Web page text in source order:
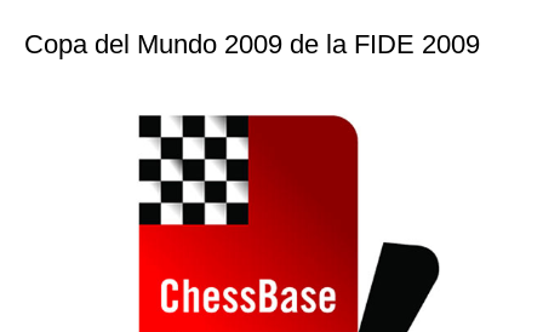
Copa del Mundo 2009 de la FIDE 2009